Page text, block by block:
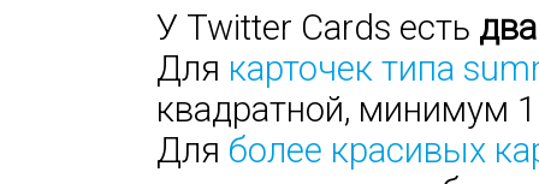
У Twitter Cards есть
Для карточек типа
квадратной, минимум
Для более красивых